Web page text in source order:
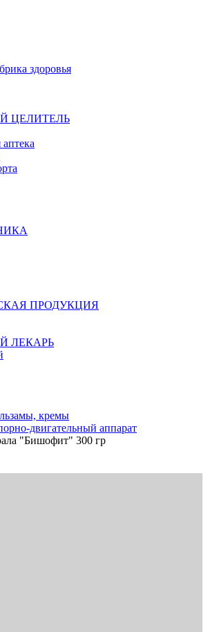
здоровья
ЦЕЛИТЕЛЬ
ПРОДУКЦИЯ
ЛЕКАРЬ
кремы
двигательный аппарат
"Бишофит" 300 гр